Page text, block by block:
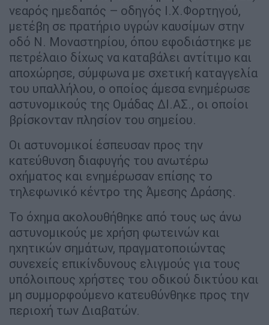
νεαρός ημεδαπός – οδηγός Ι.Χ.Φορτηγού,
μετέβη σε πρατήριο υγρών καυσίμων στην
οδό Ν. Μοναστηρίου, όπου εφοδιάστηκε με
πετρέλαιο δίχως να καταβάλει αντίτιμο και
αποχώρησε, σύμφωνα με σχετική καταγγελία
του υπαλλήλου, ο οποίος άμεσα ενημέρωσε
αστυνομικούς της Ομάδας ΔΙ.ΑΣ., οι οποίοι
βρίσκονταν πλησίον του σημείου.
Οι αστυνομικοί έσπευσαν προς την
κατεύθυνση διαφυγής του ανωτέρω
οχήματος και ενημέρωσαν επίσης το
τηλεφωνικό κέντρο της Άμεσης Δράσης.
Το όχημα ακολουθήθηκε από τους ως άνω
αστυνομικούς με χρήση φωτεινών και
ηχητικών σημάτων, πραγματοποιώντας
συνεχείς επικίνδυνους ελιγμούς για τους
υπόλοιπους χρήστες του οδικού δικτύου και
μη συμμορφούμενο κατευθύνθηκε προς την
περιοχή των Διαβατών.